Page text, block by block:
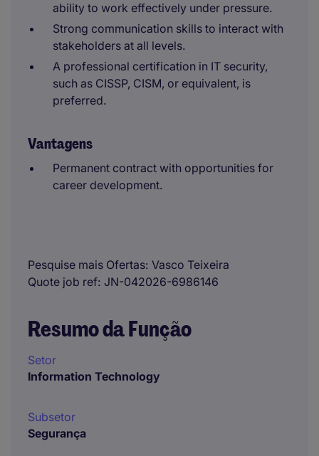
ability to work effectively under pressure.
Strong communication skills to interact with
stakeholders at all levels.
A professional certification in IT security,
such as CISSP, CISM, or equivalent, is
preferred.
Vantagens
Permanent contract with opportunities for
career development.
Pesquise mais Ofertas Vasco Teixeira
Quote job ref JN-042026-6986146
Resumo da Função
Setor
Information Technology
Subsetor
Segurança